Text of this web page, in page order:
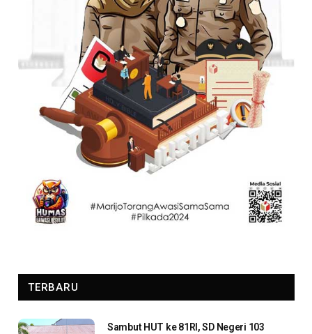
TERBARU
Sambut HUT ke 81RI, SD Negeri 103